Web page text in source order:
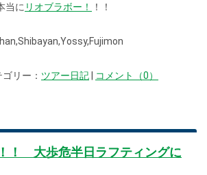
当に リオブラボー！ ！！
リー： ツアー日記 コメント（0）
！ 大歩危半日ラフティングに